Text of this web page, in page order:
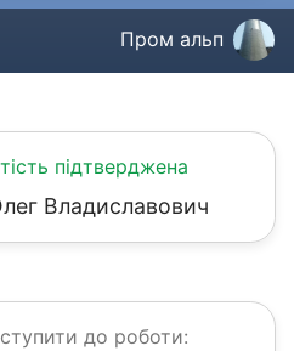
Пром альп
підтверджена
Владиславович
до роботи: